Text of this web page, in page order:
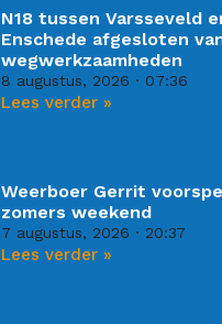
N18 tussen Varsseveld
Enschede afgesloten
wegwerkzaamheden
8 augustus, 2026 07:36
Lees verder »
Weerboer Gerrit
zomers weekend
7 augustus, 2026 20:37
Lees verder »